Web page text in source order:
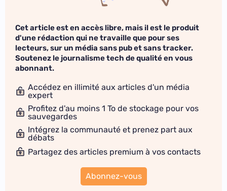
Cet article est en accès libre, mais il est le produit
d'une rédaction qui ne travaille que pour ses
lecteurs, sur un média sans pub et sans tracker.
Soutenez le journalisme tech de qualité en vous
abonnant.
Accédez en illimité aux articles d'un média
expert
Profitez d'au moins 1 To de stockage pour vos
sauvegardes
Intégrez la communauté et prenez part aux
débats
Partagez des articles premium à vos contacts
Abonnez-vous